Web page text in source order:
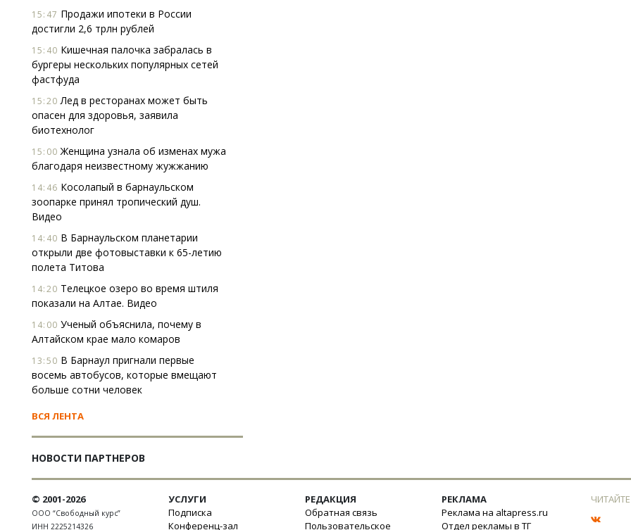
15:47 Продажи ипотеки в России
достигли 2,6 трлн рублей
15:40 Кишечная палочка забралась в
бургеры нескольких популярных сетей
фастфуда
15:20 Лед в ресторанах может быть
опасен для здоровья, заявила
биотехнолог
15:00 Женщина узнала об изменах мужа
благодаря неизвестному жужжанию
14:46 Косолапый в барнаульском
зоопарке принял тропический душ.
Видео
14:40 В Барнаульском планетарии
открыли две фотовыставки к 65-летию
полета Титова
14:20 Телецкое озеро во время штиля
показали на Алтае. Видео
14:00 Ученый объяснила, почему в
Алтайском крае мало комаров
13:50 В Барнаул пригнали первые
восемь автобусов, которые вмещают
больше сотни человек
ВСЯ ЛЕНТА
НОВОСТИ ПАРТНЕРОВ
© 2001-2026
ООО “Свободный курс”
ИНН 2225214326
УСЛУГИ
Подписка
Конференц-зал
РЕДАКЦИЯ
Обратная связь
Пользовательское
РЕКЛАМА
Реклама на altapress.ru
Отдел рекламы в ТГ